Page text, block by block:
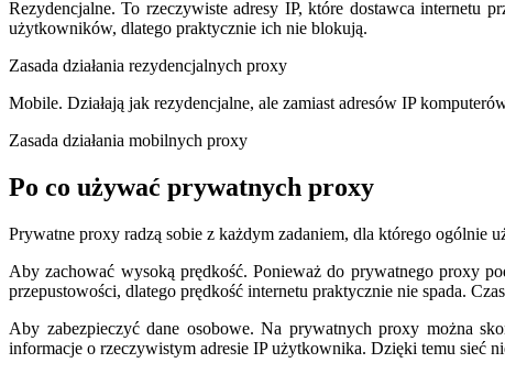
Rezydencjalne. To rzeczywiste adresy IP, które dostawca internetu
użytkowników, dlatego praktycznie ich nie blokują.
Zasada działania rezydencjalnych proxy
Mobile. Działają jak rezydencjalne, ale zamiast adresów IP
Zasada działania mobilnych proxy
Po co używać prywatnych proxy
Prywatne proxy radzą sobie z każdym zadaniem, dla którego ogólnie
Aby zachować wysoką prędkość. Ponieważ do prywatnego proxy
przepustowości, dlatego prędkość internetu praktycznie nie spada.
Aby zabezpieczyć dane osobowe. Na prywatnych proxy można
informacje o rzeczywistym adresie IP użytkownika. Dzięki temu sieć